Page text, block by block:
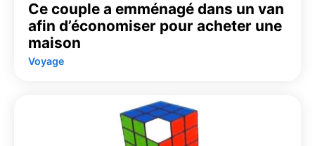
Ce couple a emménagé dans un van
afin d’économiser pour acheter une
maison
Voyage